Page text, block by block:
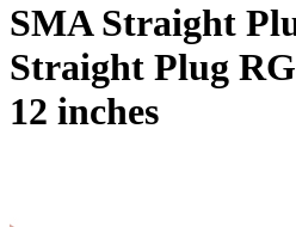
SMA Straight
Straight Plug
12 inches